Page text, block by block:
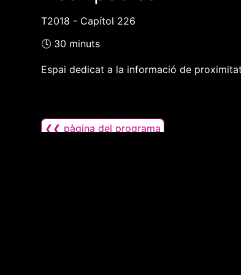
T2018 - Capítol 226
🕓 30 minuts
Espai dedicat a la informació de
❮❮ pàgina del programa